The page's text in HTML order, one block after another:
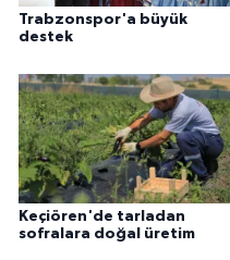
Trabzonspor'a büyük
destek
Keçiören'de tarladan
sofralara doğal üretim